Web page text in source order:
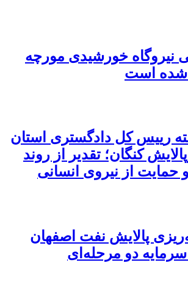
نیروگاه خورشیدی مورچه
است
رییس کل دادگستری استان
کنگان؛ تقدیر از روند
حمایت از نیروی انسانی
پالایش نفت اصفهان
دو مرحله‌ای